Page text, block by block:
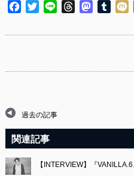
Facebook
TwitterLine ThreadsMastodon
過去の記事
関連記事
【INTERVIEW】『